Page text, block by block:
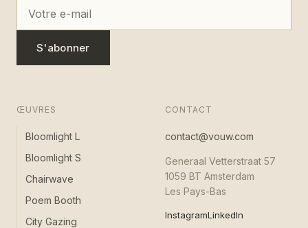
S'abonner
ŒUVRES
Bloomlight L
Bloomlight S
Chairwave
Poem Booth
City Gazing
CONTACT
contact@vouw.com
Generaal Vetterstraat 57
1059 BT Amsterdam
Les Pays-Bas
InstagramLinkedIn